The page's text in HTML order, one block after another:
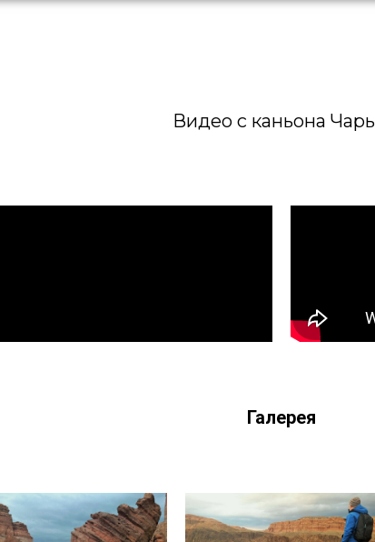
Видео с каньона
Галерея